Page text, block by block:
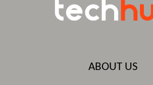
ABOUT US